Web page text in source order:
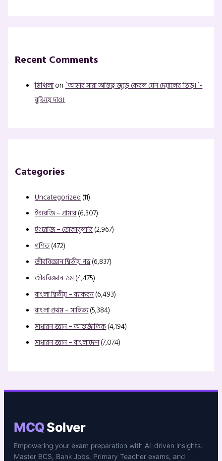
Recent Comments
মিথিলাon`আমার সারা অস্তিত্ব জুড়ে কেবল যেন দেয়ালের ভিড়।`-
বুঝিয়ে দাও।
Categories
Uncategorized(11)
ইংরেজি – গ্রামার(6,307)
ইংরেজি – ভোকাবুলারি(2,967)
গণিত(472)
জীববিজ্ঞান দ্বিতীয় পত্র(6,837)
জীববিজ্ঞান-১ম(4,475)
বাংলা দ্বিতীয় – ব্যাকরন(6,493)
বাংলা প্রথম – সাহিত্য(5,384)
সাধারন জ্ঞান – আন্তর্জাতিক(4,194)
সাধারন জ্ঞান – বাংলাদেশ(7,074)
MCQSolver
Empowering your exam preparation with AI-driven insights.
Master BCS, Bank Jobs, Primary Teacher exams, and